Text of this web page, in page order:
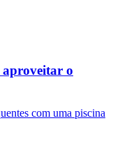
aproveitar o
com uma piscina